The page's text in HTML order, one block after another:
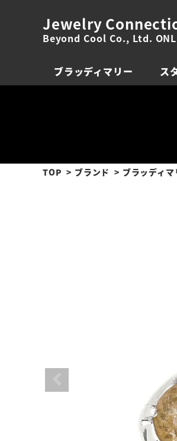
Jewelry
Beyond Cool Co., Ltd.
ブラッディマリー ス
TOP ブランド ブラッディマ